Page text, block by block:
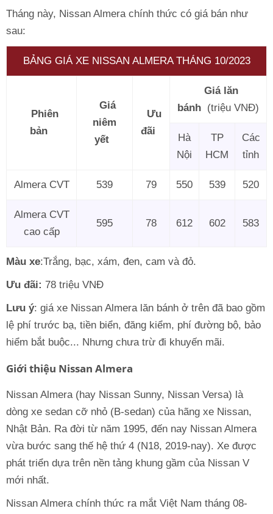
Tháng này, Nissan Almera chính thức có giá bán như
sau:
BẢNG GIÁ XE NISSAN ALMERA THÁNG 10/2023
Phiên
bản
Giá
niêm
yết
Ưu
đãi
Giá lăn
bánh (triệu VNĐ)
Hà
Nội
TP
HCM
Các
tỉnh
Almera CVT 539 79 550 539 520
Almera CVT
cao cấp
595 78 612 602 583
Màu xe:Trắng, bạc, xám, đen, cam và đỏ.
Ưu đãi: 78 triệu VNĐ
Lưu ý: giá xe Nissan Almera lăn bánh ở trên đã bao gồm
lệ phí trước bạ, tiền biển, đăng kiểm, phí đường bộ, bảo
hiểm bắt buộc... Nhưng chưa trừ đi khuyến mãi.
Giới thiệu Nissan Almera
Nissan Almera (hay Nissan Sunny, Nissan Versa) là
dòng xe sedan cỡ nhỏ (B-sedan) của hãng xe Nissan,
Nhật Bản. Ra đời từ năm 1995, đến nay Nissan Almera
vừa bước sang thế hệ thứ 4 (N18, 2019-nay). Xe được
phát triển dựa trên nền tảng khung gầm của Nissan V
mới nhất.
Nissan Almera chính thức ra mắt Việt Nam tháng 08-